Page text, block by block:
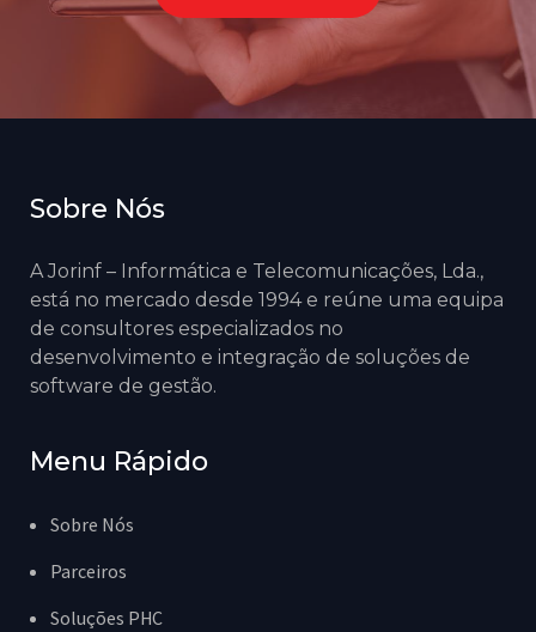
Sobre Nós
A Jorinf – Informática e Telecomunicações, Lda.,
está no mercado desde 1994 e reúne uma equipa
de consultores especializados no
desenvolvimento e integração de soluções de
software de gestão.
Menu Rápido
Sobre Nós
Parceiros
Soluções PHC